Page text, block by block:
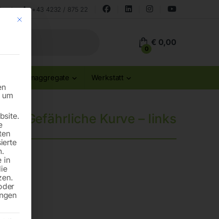
+43 4232 / 875 22
0
€ 0,00
Stromaggregate Werkstatt
Gefährliche Kurve – links
Mit diesem Button wird der Dialog geschlossen. Seine Funktionalität ist
in